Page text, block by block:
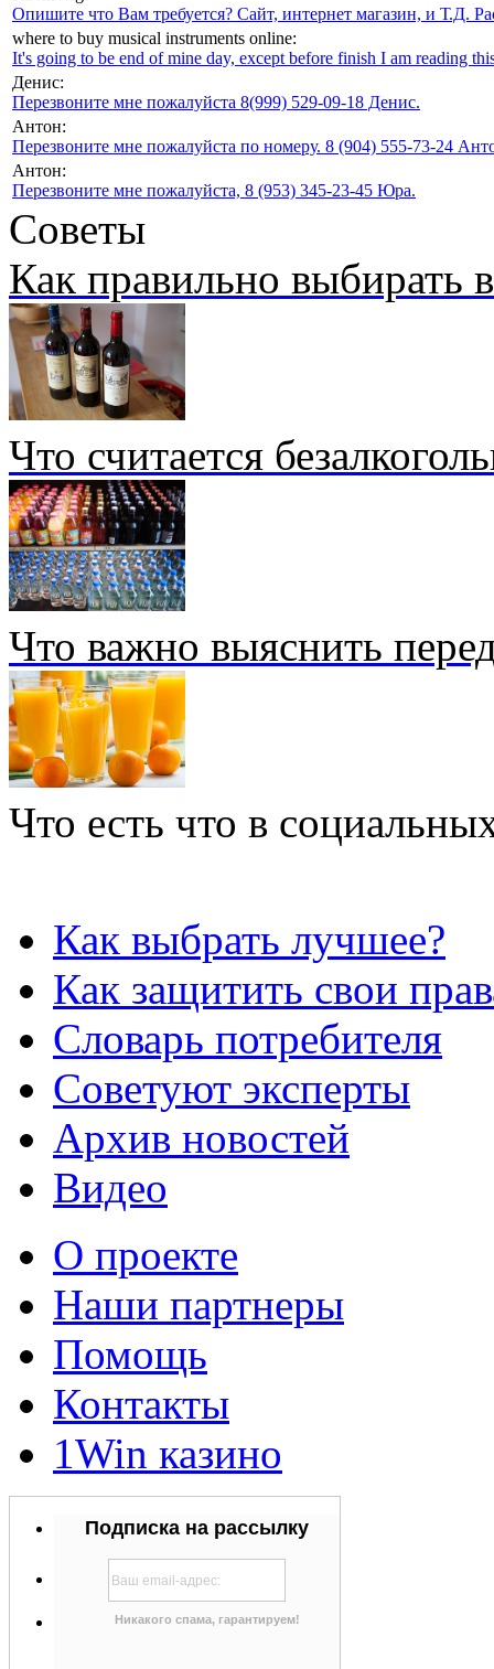
Опишите что Вам требуется? Сайт, интернет магазин, и Т.Д.
where to buy musical instruments online:
It's going to be end of mine day, except before finish I am reading
Денис:
Перезвоните мне пожалуйста 8(999) 529-09-18 Денис.
Антон:
Перезвоните мне пожалуйста по номеру. 8 (904) 555-73-24
Антон:
Перезвоните мне пожалуйста, 8 (953) 345-23-45 Юра.
Советы
Как правильно выбирать
Что считается
Что важно выяснить
Что есть что в
Как выбрать лучшее?
Как защитить свои
Словарь потребителя
Советуют эксперты
Архив новостей
Видео
О проекте
Наши партнеры
Помощь
Контакты
1Win казино
Подписка на рассылку
Никакого спама, гарантируем!